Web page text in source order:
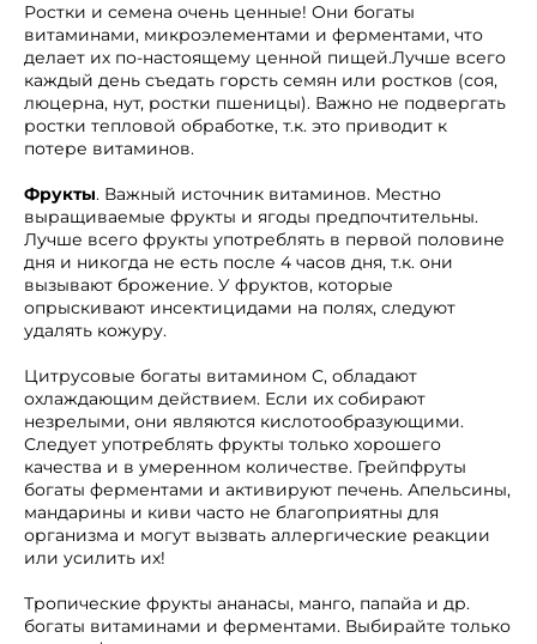
Ростки и семена очень ценные! Они богаты
витаминами, микроэлементами и ферментами, что
делает их по-настоящему ценной пищей.Лучше всего
каждый день съедать горсть семян или ростков (соя,
люцерна, нут, ростки пшеницы). Важно не подвергать
ростки тепловой обработке, т.к. это приводит к
потере витаминов.
Фрукты. Важный источник витаминов. Местно
выращиваемые фрукты и ягоды предпочтительны.
Лучше всего фрукты употреблять в первой половине
дня и никогда не есть после 4 часов дня, т.к. они
вызывают брожение. У фруктов, которые
опрыскивают инсектицидами на полях, следуют
удалять кожуру.
Цитрусовые богаты витамином С, обладают
охлаждающим действием. Если их собирают
незрелыми, они являются кислотообразующими.
Следует употреблять фрукты только хорошего
качества и в умеренном количестве. Грейпфруты
богаты ферментами и активируют печень. Апельсины,
мандарины и киви часто не благоприятны для
организма и могут вызвать аллергические реакции
или усилить их!
Тропические фрукты ананасы, манго, папайа и др.
богаты витаминами и ферментами. Выбирайте только